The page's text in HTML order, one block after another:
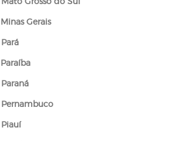
Mato Grosso do Sul
Minas Gerais
Pará
Paraíba
Paraná
Pernambuco
Piauí